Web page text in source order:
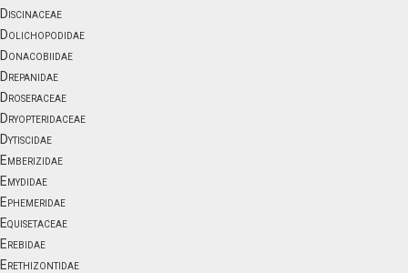
Discinaceae
Dolichopodidae
Donacobiidae
Drepanidae
Droseraceae
Dryopteridaceae
Dytiscidae
Emberizidae
Emydidae
Ephemeridae
Equisetaceae
Erebidae
Erethizontidae